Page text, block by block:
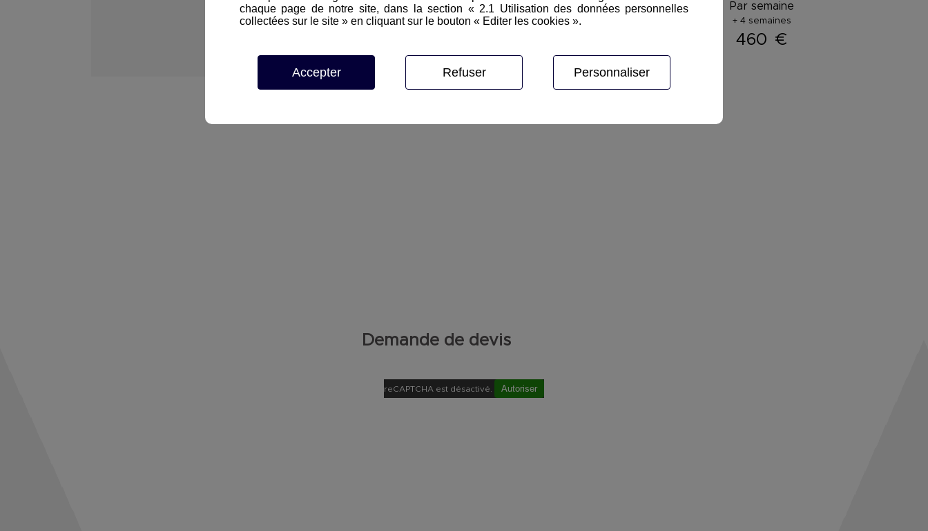
Par jour : Week End : Par semaine : Par semaine
+ 4 semaines
460 €
Demande de devis
reCAPTCHA est désactivé. Autoriser
chaque page de notre site, dans la section « 2.1 Utilisation des données personnelles
collectées sur le site » en cliquant sur le bouton « Editer les cookies ».
Accepter Refuser Personnaliser